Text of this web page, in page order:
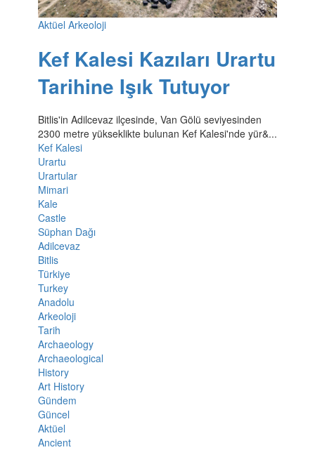
Aktüel Arkeoloji
Kef Kalesi Kazıları Urartu
Tarihine Işık Tutuyor
Bitlis'in Adilcevaz ilçesinde, Van Gölü seviyesinden
2300 metre yükseklikte bulunan Kef Kalesi'nde yür&...
Kef Kalesi
Urartu
Urartular
Mimari
Kale
Castle
Süphan Dağı
Adilcevaz
Bitlis
Türkiye
Turkey
Anadolu
Arkeoloji
Tarih
Archaeology
Archaeological
History
Art History
Gündem
Güncel
Aktüel
Ancient